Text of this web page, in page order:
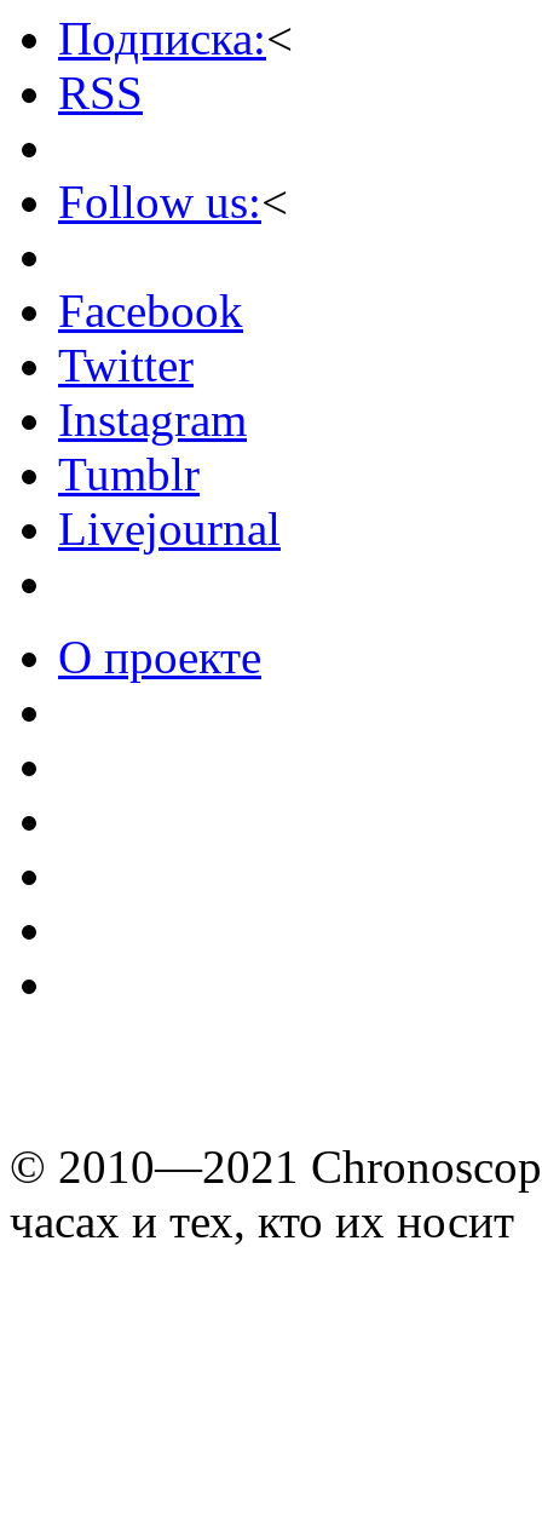
Подписка:<
RSS
Follow us:<
Facebook
Twitter
Instagram
Tumblr
Livejournal
О проекте
© 2010—2021
часах и тех, кто их носит